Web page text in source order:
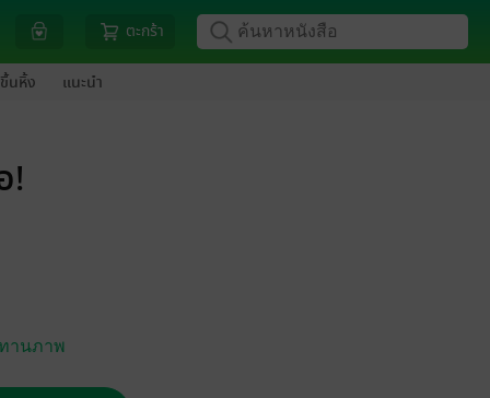
ตะกร้า
นหิ้ง แนะนำ
!
านภาพ